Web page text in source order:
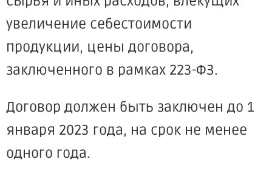
увеличение себестоимости
продукции, цены договора,
заключенного в рамках 223-ФЗ.
Договор должен быть заключен до 1
января 2023 года, на срок не менее
одного года.